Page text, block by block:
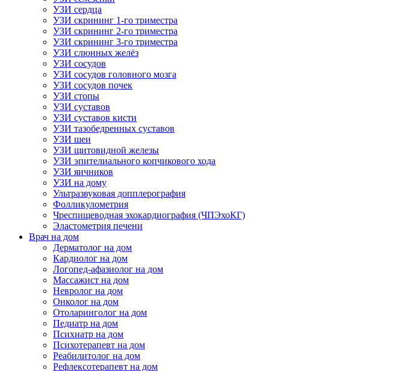
УЗИ сердца
УЗИ скрининг 1-го триместра
УЗИ скрининг 2-го триместра
УЗИ скрининг 3-го триместра
УЗИ слюнных желёз
УЗИ сосудов
УЗИ сосудов головного мозга
УЗИ сосудов почек
УЗИ стопы
УЗИ суставов
УЗИ суставов кисти
УЗИ тазобедренных суставов
УЗИ шеи
УЗИ щитовидной железы
УЗИ эпителиального копчикового хода
УЗИ яичников
УЗИ на дому
Ультразвуковая допплерография
Фолликулометрия
Чреспищеводная эхокардиография (ЧПЭхоКГ)
Эластометрия печени
Врач на дом
Дерматолог на дом
Кардиолог на дом
Логопед-афазиолог на дом
Массажист на дом
Невролог на дом
Онколог на дом
Отоларинголог на дом
Педиатр на дом
Психиатр на дом
Психотерапевт на дом
Реабилитолог на дом
Рефлексотерапевт на дом